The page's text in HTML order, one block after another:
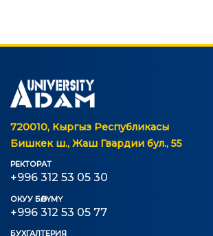
720010, Кыргыз Республикасы
Бишкек ш., Жаш Гвардии бул., 55
РЕКТОРАТ
+996 312 53 05 30
ОКУУ БӨЛҮМҮ
+996 312 53 05 77
БУХГАЛТЕРИЯ